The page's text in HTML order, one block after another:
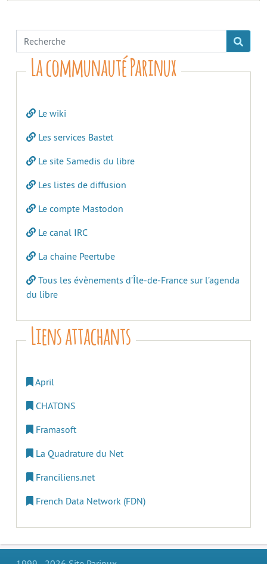
La communauté Parinux
Le wiki
Les services Bastet
Le site Samedis du libre
Les listes de diffusion
Le compte Mastodon
Le canal IRC
La chaine Peertube
Tous les évènements d’Île-de-France sur l’agenda
du libre
Liens attachants
April
CHATONS
Framasoft
La Quadrature du Net
Franciliens.net
French Data Network (FDN)